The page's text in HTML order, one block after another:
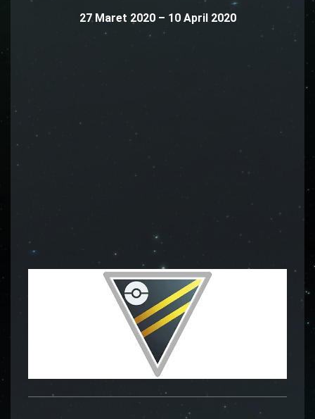
27 Maret 2020 – 10 April 2020